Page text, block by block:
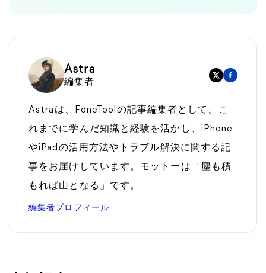
Astra
編集者
Astraは、FoneToolの記事編集者として、こ
れまでに学んだ知識と経験を活かし、iPhone
やiPadの活用方法やトラブル解決に関する記
事をお届けしています。モットーは「塵も積
もれば山となる」です。
編集者プロフィール